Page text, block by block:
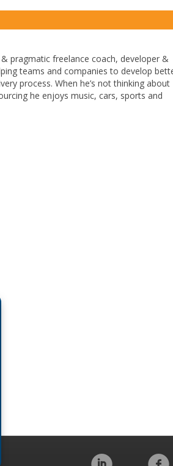
pragmatic freelance coach, developer &
teams and companies to develop
process. When he’s not thinking about
he enjoys music, cars, sports and